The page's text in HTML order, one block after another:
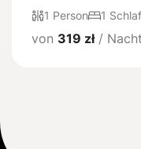
1 Person 1
von 319 zł/ Nacht